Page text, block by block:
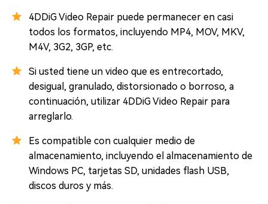
4DDiG Video Repair puede permanecer en casi
todos los formatos, incluyendo MP4, MOV, MKV,
M4V, 3G2, 3GP, etc.
Si usted tiene un video que es entrecortado,
desigual, granulado, distorsionado o borroso, a
continuación, utilizar 4DDiG Video Repair para
arreglarlo.
Es compatible con cualquier medio de
almacenamiento, incluyendo el almacenamiento de
Windows PC, tarjetas SD, unidades flash USB,
discos duros y más.